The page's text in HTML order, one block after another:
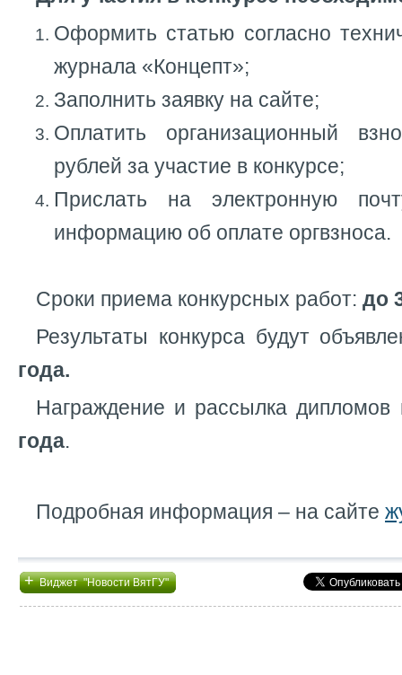
Оформить статью согласно
журнала «Концепт»;
Заполнить заявку на сайте;
Оплатить организационный
рублей за участие в конкурсе;
Прислать на электронную
информацию об оплате оргвзноса.
Сроки приема конкурсных работ: до
Результаты конкурса будут
года.
Награждение и рассылка дипломов
года.
Подробная информация – на сайте
+Виджет "Новости ВятГУ"